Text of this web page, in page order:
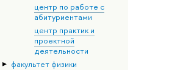
центр по работе с
абитуриентами
центр практик и
проектной
деятельности
факультет физики